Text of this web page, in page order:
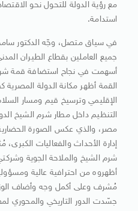
مع رؤية الدولة للتحول نحو
استدامة.
في سياق متصل، وجّه الدكتور
جميع العاملين بقطاع الطيران
أسهمت في نجاح استضافة قمة
القمة أظهر مكانة الدولة المصرية
الإقليمي وترسيخ قيم ومسار
التنظيم داخل مطار شرم الشيخ
مصر، والذي عكس الصورة
إدارة الأحداث والفعاليات
شرم الشيخ والملاحة الجوية
أظهروه من احترافية عالية
مُشرف وعلى أكمل وجه وأضاف
جسّدت الدور التاريخي والمحوري